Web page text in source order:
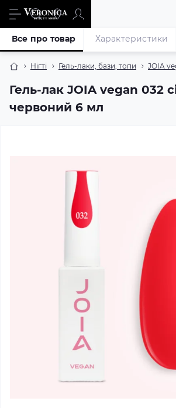
Нігті Гель-лаки, бази, топи JOIA
Гель-лак JOIA vegan 032
червоний 6 мл
Все про товар Характеристики